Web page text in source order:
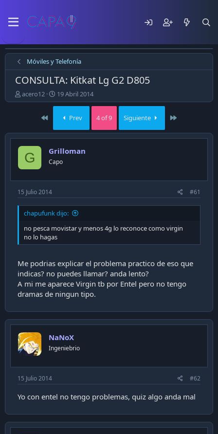
Móviles y Telefonía
CONSULTA: Kitkat Lg G2 D805
E
m
ó
e
e
m
a
acero12
F
e
a
d
p
u
l
c
a
c
ó
n
19 Abril 2014
First Prev 4 of 9 Siguiente
G Grilloman
Capo
15 Julio 2014 #61
chapufunk dijo:
no pesca movistar y menos 4g lo reconoce como virgin
no lo hagas
Me podrias explicar el problema practico de eso que
indicas? no puedes llamar? anda lento?
A mi me aparece Virgin tb por Entel pero no tengo
dramas de ningun tipo.
NaNoX
Ingeniebrio
15 Julio 2014 #62
Yo con entel no tengo problemas, quiz algo anda mal